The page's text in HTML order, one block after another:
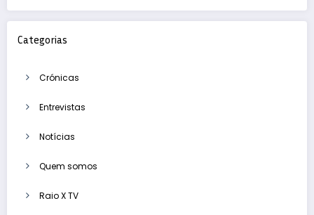
Categorias
Crónicas
Entrevistas
Notícias
Quem somos
Raio X TV